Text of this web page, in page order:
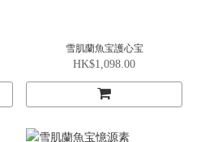
雪肌蘭魚宝護心宝
HK$1,098.00